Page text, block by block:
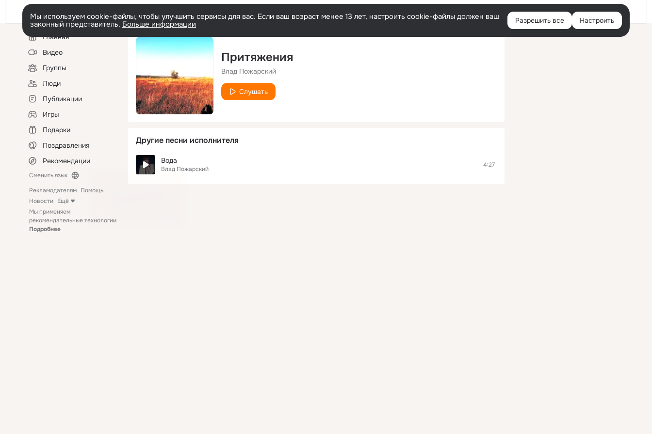
Войти
Мы используем cookie-файлы, чтобы улучшить сервисы для вас. Если ваш возраст менее 13 лет, настроить cookie-файлы должен ваш
законный представитель. Больше информации Разрешить все Настроить
Левая
колонкаГлавная
Видео
Группы
Люди
Публикации
Игры
Подарки
Поздравления
Рекомендации
Сменить язык
Рекламодателям Помощь
Новости Ещё
Мы применяем
рекомендательные технологии
Подробнее
Притяжения
Влад Пожарский
Слушать
Другие песни исполнителя
Вода
Влад Пожарский
4:27